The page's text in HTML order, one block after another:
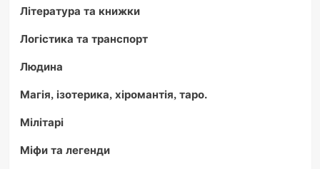
Література та книжки
Логістика та транспорт
Людина
Магія, ізотерика, хіромантія, таро.
Мілітарі
Міфи та легенди